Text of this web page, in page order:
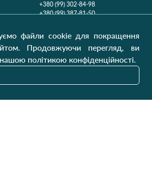
+380 (99) 302-84-98
+380 (99) 387-81-50
Пн-Пт9:00 - 16:00
НДВихідний
файли cookie для покращення
Продовжуючи перегляд, ви
політикою конфіденційності.